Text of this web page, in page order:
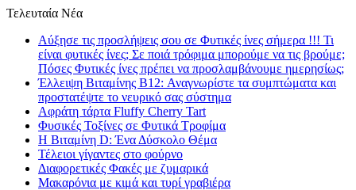
Τελευταία Νέα
Αύξησε τις προσλήψεις σου σε Φυτικές ίνες σήμερα !!! Τι
είναι φυτικές ίνες; Σε ποιά τρόφιμα μπορούμε να τις βρούμε;
Πόσες Φυτικές ίνες πρέπει να προσλαμβάνουμε ημερησίως;
Έλλειψη Βιταμίνης B12: Αναγνωρίστε τα συμπτώματα και
προστατέψτε το νευρικό σας σύστημα
Αφράτη τάρτα Fluffy Cherry Tart
Φυσικές Τοξίνες σε Φυτικά Τροφίμα
Η Βιταμίνη D: Ένα Δύσκολο Θέμα
Τέλειοι γίγαντες στο φούρνο
Διαφορετικές Φακές με ζυμαρικά
Μακαρόνια με κιμά και τυρί γραβιέρα